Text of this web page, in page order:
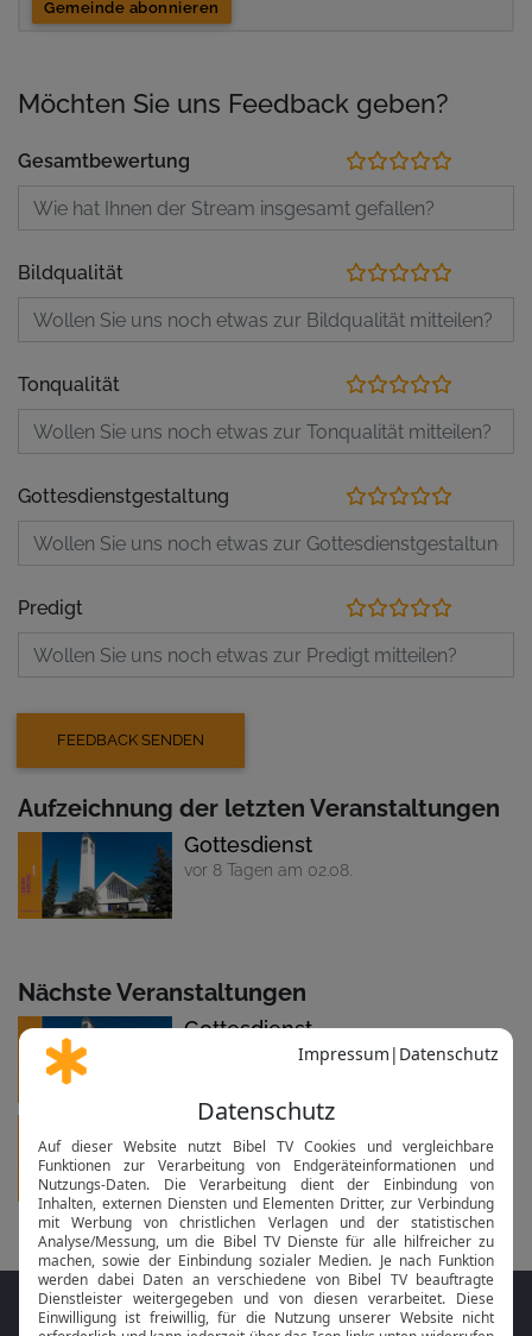
Gemeinde abonnieren
Möchten Sie uns Feedback geben?
Gesamtbewertung
Bildqualität
Tonqualität
Gottesdienstgestaltung
Predigt
Aufzeichnung der letzten Veranstaltungen
Gottesdienst
vor 8 Tagen am 02.08.
Nächste Veranstaltungen
Gottesdienst
in 6 Tagen am So um 10:30 Uhr
Gottesdienst
in 20 Tagen am 30.08. um 10:30 Uhr
Folge MeinGottesdienst.com auf den